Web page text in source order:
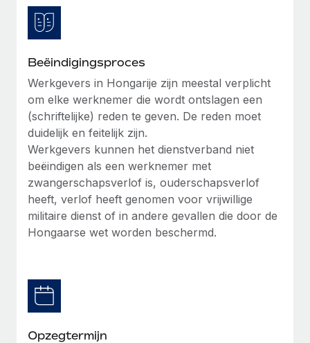
Achtergrondonderzoek
Vereenvoudig het screeningsproces van
Compliance Watchtower
Blijf compliance-risico's voor
Apparaatbeheer
Lever en track wereldwijd IT-middelen
Entiteiten oprichten
Stel snel compliant entiteiten op
Mobiliteit en overplaatsing
Plaats werknemers moeiteloos over
Eenvoudig secundaire arbeidsvoorwaarden
beheren
Support
BLOG
Global Payroll
EOR en PEO
Contractor Management
Belastingen
Naar de blog
BLOG
Productupdates van Remote: Gusto- en Xero-
Beëindigingsproces
Werkgevers in Hongarije zijn meestal verplicht
om elke werknemer die wordt ontslagen een
(schriftelijke) reden te geven. De reden moet
duidelijk en feitelijk zijn.
Werkgevers kunnen het dienstverband niet
beëindigen als een werknemer met
zwangerschapsverlof is, ouderschapsverlof
heeft, verlof heeft genomen voor vrijwillige
militaire dienst of in andere gevallen die door de
Hongaarse wet worden beschermd.
Opzegtermijn